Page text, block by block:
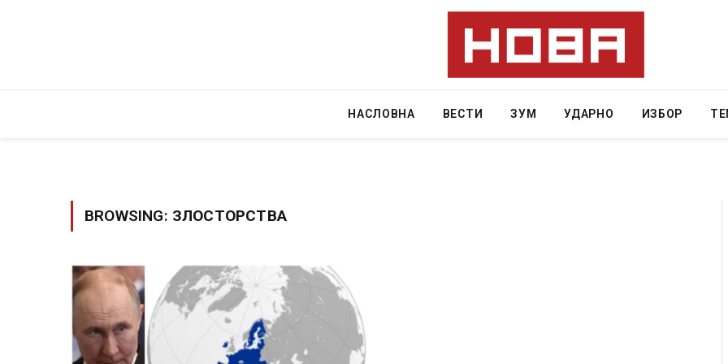
НАСЛОВНА ВЕСТИ ЗУМ УДАРНО ИЗБОР
BROWSING: ЗЛОСТОРСТВА
JULY 30, 2026